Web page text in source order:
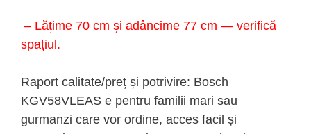
– Lățime 70 cm și adâncime 77 cm — verifică
spațiul.
Raport calitate/preț și potrivire: Bosch
KGV58VLEAS e pentru familii mari sau
gurmanzi care vor ordine, acces facil și